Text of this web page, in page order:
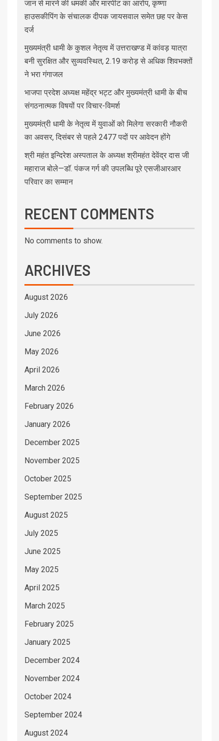
जान से मारने की धमकी और मारपीट का आरोप, कृष्णा
हाउसकीपिंग के संचालक दीपक जायसवाल समेत छह पर केस
दर्ज
मुख्यमंत्री धामी के कुशल नेतृत्व में उत्तराखण्ड में कांवड़ यात्रा
बनी सुरक्षित और सुव्यवस्थित, 2.19 करोड़ से अधिक शिवभक्तों
ने भरा गंगाजल
भाजपा प्रदेश अध्यक्ष महेंद्र भट्ट और मुख्यमंत्री धामी के बीच
संगठनात्मक विषयों पर विचार-विमर्श
मुख्यमंत्री धामी के नेतृत्व में युवाओं को मिलेगा सरकारी नौकरी
का अवसर, दिसंबर से पहले 2477 पदों पर आवेदन होंगे
श्री महंत इन्दिरेश अस्पताल के अध्यक्ष श्रीमहंत देवेंद्र दास जी
महाराज बोले—डॉ. पंकज गर्ग की उपलब्धि पूरे एसजीआरआर
परिवार का सम्मान
RECENT COMMENTS
No comments to show.
ARCHIVES
August 2026
July 2026
June 2026
May 2026
April 2026
March 2026
February 2026
January 2026
December 2025
November 2025
October 2025
September 2025
August 2025
July 2025
June 2025
May 2025
April 2025
March 2025
February 2025
January 2025
December 2024
November 2024
October 2024
September 2024
August 2024